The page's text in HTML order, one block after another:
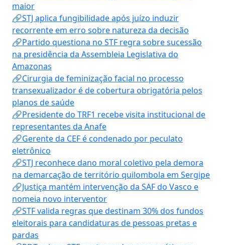
maior
🔗STJ aplica fungibilidade após juízo induzir
recorrente em erro sobre natureza da decisão
🔗Partido questiona no STF regra sobre sucessão
na presidência da Assembleia Legislativa do
Amazonas
🔗Cirurgia de feminização facial no processo
transexualizador é de cobertura obrigatória pelos
planos de saúde
🔗Presidente do TRF1 recebe visita institucional de
representantes da Anafe
🔗Gerente da CEF é condenado por peculato
eletrônico
🔗STJ reconhece dano moral coletivo pela demora
na demarcação de território quilombola em Sergipe
🔗Justiça mantém intervenção da SAF do Vasco e
nomeia novo interventor
🔗STF valida regras que destinam 30% dos fundos
eleitorais para candidaturas de pessoas pretas e
pardas